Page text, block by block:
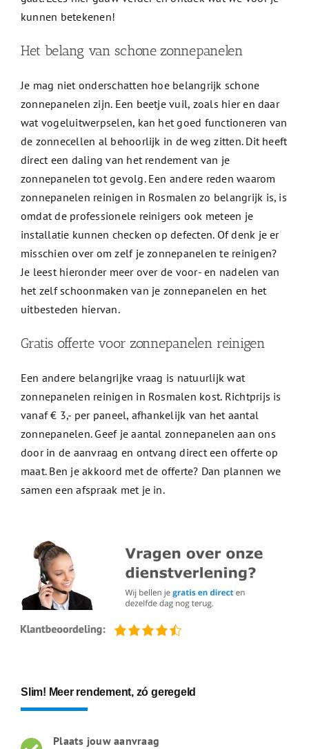
kunnen betekenen!
Het belang van schone zonnepanelen
Je mag niet onderschatten hoe belangrijk schone
zonnepanelen zijn. Een beetje vuil, zoals hier en daar
wat vogeluitwerpselen, kan het goed functioneren van
de zonnecellen al behoorlijk in de weg zitten. Dit heeft
direct een daling van het rendement van je
zonnepanelen tot gevolg. Een andere reden waarom
zonnepanelen reinigen in Rosmalen zo belangrijk is, is
omdat de professionele reinigers ook meteen je
installatie kunnen checken op defecten. Of denk je er
misschien over om zelf je zonnepanelen te reinigen?
Je leest hieronder meer over de voor- en nadelen van
het zelf schoonmaken van je zonnepanelen en het
uitbesteden hiervan.
Gratis offerte voor zonnepanelen reinigen
Een andere belangrijke vraag is natuurlijk wat
zonnepanelen reinigen in Rosmalen kost. Richtprijs is
vanaf € 3,- per paneel, afhankelijk van het aantal
zonnepanelen. Geef je aantal zonnepanelen aan ons
door in de aanvraag en ontvang direct een offerte op
maat. Ben je akkoord met de offerte? Dan plannen we
samen een afspraak met je in.
Slim! Meer rendement, zó geregeld
Plaats jouw aanvraag